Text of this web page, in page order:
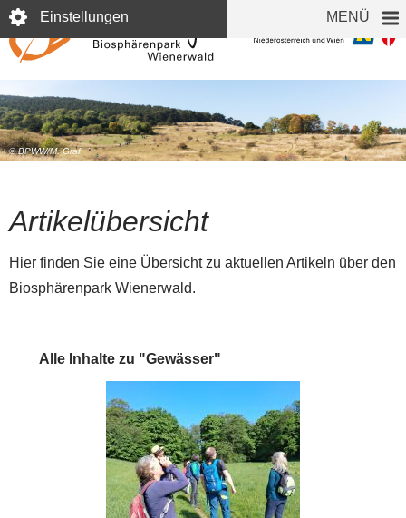
Direkt
zum
Inhalt
Einstellungen MENÜ
© BPWW/M. Graf
Artikelübersicht
Hier finden Sie eine Übersicht zu aktuellen Artikeln über den
Biosphärenpark Wienerwald.
Alle Inhalte zu "Gewässer"